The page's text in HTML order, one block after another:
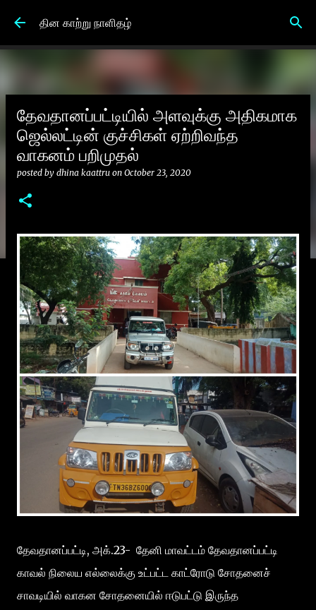
Skip to main content
தின காற்று நாளிதழ்
தேவதானப்பட்டியில் அளவுக்கு அதிகமாக
ஜெல்லட்டின் குச்சிகள் ஏற்றிவந்த
வாகனம் பறிமுதல்
posted by dhina kaattru on October 23, 2020
தேவதானப்பட்டி, அக்.23- தேனி மாவட்டம் தேவதானப்பட்டி
காவல் நிலைய எல்லைக்கு உட்பட்ட காட்ரோடு சோதனைச்
சாவடியில் வாகன சோதனையில் ஈடுபட்டு இருந்த